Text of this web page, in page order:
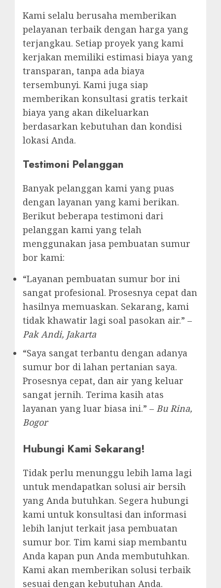
Kami selalu berusaha memberikan
pelayanan terbaik dengan harga yang
terjangkau. Setiap proyek yang kami
kerjakan memiliki estimasi biaya yang
transparan, tanpa ada biaya
tersembunyi. Kami juga siap
memberikan konsultasi gratis terkait
biaya yang akan dikeluarkan
berdasarkan kebutuhan dan kondisi
lokasi Anda.
Testimoni Pelanggan
Banyak pelanggan kami yang puas
dengan layanan yang kami berikan.
Berikut beberapa testimoni dari
pelanggan kami yang telah
menggunakan jasa pembuatan sumur
bor kami:
“Layanan pembuatan sumur bor ini
sangat profesional. Prosesnya cepat dan
hasilnya memuaskan. Sekarang, kami
tidak khawatir lagi soal pasokan air.” –
Pak Andi, Jakarta
“Saya sangat terbantu dengan adanya
sumur bor di lahan pertanian saya.
Prosesnya cepat, dan air yang keluar
sangat jernih. Terima kasih atas
layanan yang luar biasa ini.” – Bu Rina,
Bogor
Hubungi Kami Sekarang!
Tidak perlu menunggu lebih lama lagi
untuk mendapatkan solusi air bersih
yang Anda butuhkan. Segera hubungi
kami untuk konsultasi dan informasi
lebih lanjut terkait jasa pembuatan
sumur bor. Tim kami siap membantu
Anda kapan pun Anda membutuhkan.
Kami akan memberikan solusi terbaik
sesuai dengan kebutuhan Anda.